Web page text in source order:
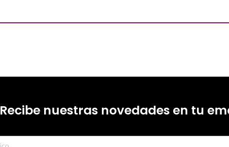
Recibe nuestras novedades en tu